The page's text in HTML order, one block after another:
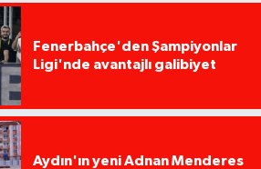
Fenerbahçe'den Şampiyonlar
Ligi'nde avantajlı galibiyet
Aydın'ın yeni Adnan Menderes